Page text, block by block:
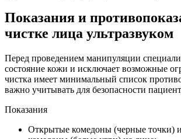
Показания и
чистке лица ультразвуком
Перед проведением манипуляции
состояние кожи и исключает возможные
чистка имеет минимальный список
важно учитывать для безопасности
Показания
Открытые комедоны (черные точки)